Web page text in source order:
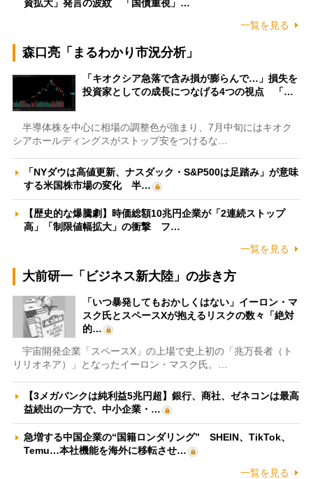
資拡大」発言の波紋 「国債重視」…
一覧を見る
森口亮「まるわかり市況分析」
「キオクシア急落で含み損が膨らんで…」損失を
投資家としての成長につなげる4つの視点 「…
半導体株を中心に相場の調整色が強まり、7月中旬にはキオク
シアホールディングスがストップ安をつけるな…
「NYダウは高値更新、ナスダック・S&P500は足踏み」が意味
する米国株市場の変化 半…
【歴史的な爆騰劇】時価総額10兆円企業が「2連続ストップ
高」「制限値幅拡大」の衝撃 フ…
一覧を見る
大前研一「ビジネス新大陸」の歩き方
「いつ暴発してもおかしくはない」イーロン・マ
スク氏とスペースXが抱えるリスクの数々「絶対
的…
宇宙開発企業「スペースX」の上場で史上初の「兆万長者（ト
リリオネア）」となったイーロン・マスク氏。…
【3メガバンクは純利益5兆円超】銀行、商社、ゼネコンは最高
益続出の一方で、中小企業・…
急増する中国企業の“国籍ロンダリング” SHEIN、TikTok、
Temu…本社機能を海外に移転させ…
一覧を見る